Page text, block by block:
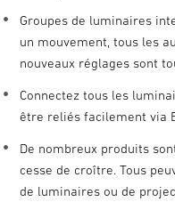
Groupes de luminaires
un mouvement, tous les
nouveaux réglages sont
Connectez tous les
être reliés facilement via
De nombreux produits
cesse de croître. Tous
de luminaires ou de